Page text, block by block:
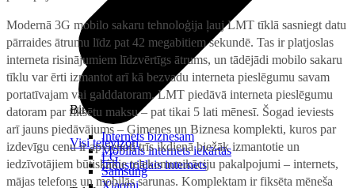
Birojam
Internets biznesam
Mobilais internets iekārtās
Industriālais internets
Visi televizori
LG
Samsung
Xiaomi
Modernā 3G mobilo sakaru tehnoloģija ļauj LMT tīklā sasniegt datu
pārraides ātrumu līdz pat 42 megabitiem sekundē. Tas ir platjoslas
interneta risinājumiem līdzvērtīgs ātrums, un tādējādi mobilo sakaru
tīklu var ērti izmantot arī kā bezvadu interneta pieslēgumu savam
portatīvajam vai galddatoram. LMT piedāvā interneta pieslēgumu
datoram par fiksētu maksu – pat tikai 5 lati mēnesī. Šogad ieviests
arī jauns piedāvājums – Ģimenes un Biznesa komplekti, kuros par
izdevīgu cenu ir apvienoti trīs ikdienā biežāk izmantotie un
iedzīvotājiem būtiskākie telekomunikāciju pakalpojumi – internets,
mājas telefons un mobilās sarunas. Komplektam ir fiksēta mēneša